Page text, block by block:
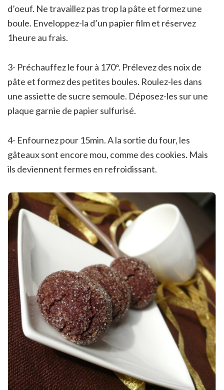
d’oeuf. Ne travaillez pas trop la pâte et formez une
boule. Enveloppez-la d’un papier film et réservez
1heure au frais.
3- Préchauffez le four à 170°. Prélevez des noix de
pâte et formez des petites boules. Roulez-les dans
une assiette de sucre semoule. Déposez-les sur une
plaque garnie de papier sulfurisé.
4- Enfournez pour 15min. A la sortie du four, les
gâteaux sont encore mou, comme des cookies. Mais
ils deviennent fermes en refroidissant.